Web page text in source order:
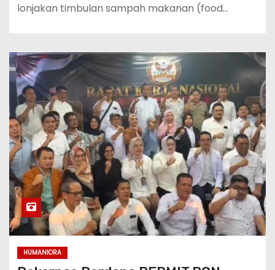
lonjakan timbulan sampah makanan (food…
HUMANIORA